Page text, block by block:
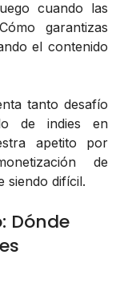
cuando las
garantizas
el contenido
tanto desafío
de indies en
apetito por
de
siendo difícil.
Dónde